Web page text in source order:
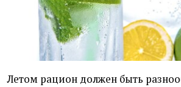
Летом рацион должен быть